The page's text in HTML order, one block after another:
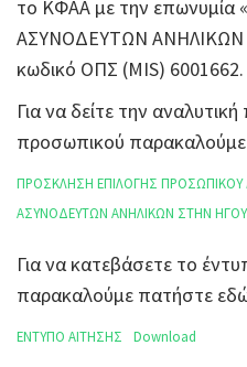
το ΚΦΑΑ με την
ΑΣΥΝΟΔΕΥΤΩΝ
κωδικό ΟΠΣ (MIS) 6001662.
Για να δείτε την
προσωπικού
ΠΡΟΣΚΛΗΣΗ ΕΠΙΛΟΓΗΣ ΠΡΟΣΩΠΙΚΟΥ
ΑΣΥΝΟΔΕΥΤΩΝ ΑΝΗΛΙΚΩΝ ΣΤΗΝ
Για να κατεβάσετε το
παρακαλούμε πατήστε
ΕΝΤΥΠΟ ΑΙΤΗΣΗΣ Download